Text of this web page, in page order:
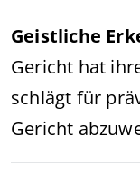
Geistliche
Gericht hat
schlägt für
Gericht